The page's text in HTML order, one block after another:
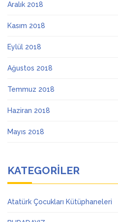
Aralık 2018
Kasım 2018
Eylül 2018
Ağustos 2018
Temmuz 2018
Haziran 2018
Mayıs 2018
KATEGORILER
Atatürk Çocukları Kütüphaneleri